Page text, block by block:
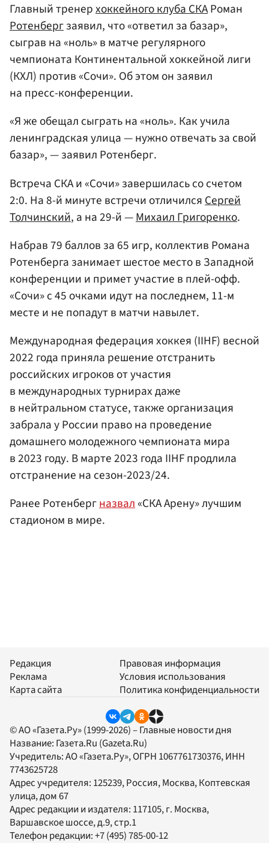
Главный тренерхоккейного клуба СКАРоман
Ротенбергзаявил, что «ответил за базар»,
сыграв на «ноль» в матче регулярного
чемпионата Континентальной хоккейной лиги
(КХЛ) против «Сочи». Об этом он заявил
на пресс-конференции.
«Я же обещал сыграть на «ноль». Как учила
ленинградская улица — нужно отвечать за свой
базар», — заявил Ротенберг.
Встреча СКА и «Сочи» завершилась со счетом
2:0. На 8-й минуте встречи отличился Сергей
Толчинский, а на 29-й —Михаил Григоренко.
Набрав 79 баллов за 65 игр, коллектив Романа
Ротенберга занимает шестое место в Западной
конференции и примет участие в плей-офф.
«Сочи» с 45 очками идут на последнем, 11-м
месте и не попадут в матчи навылет.
Международная федерация хоккея (IIHF) весной
2022 года приняла решение отстранить
российских игроков от участия
в международных турнирах даже
в нейтральном статусе, также организация
забрала у России право на проведение
домашнего молодежного чемпионата мира
в 2023 году. В марте 2023 года IIHF продлила
отстранение на сезон-2023/24.
Ранее Ротенбергназвал«СКА Арену» лучшим
стадионом в мире.
Редакция
Реклама
Карта сайта
Правовая информация
Условия использования
Политика конфиденциальности
© АО «Газета.Ру» (1999-2026) – Главные новости дня
Название: Газета.Ru (Gazeta.Ru)
Учредитель:АО «Газета.Ру», ОГРН 1067761730376, ИНН
7743625728
Адрес учредителя: 125239, Россия, Москва, Коптевская
улица, дом 67
Адрес редакции и издателя: 117105, г. Москва,
Варшавское шоссе, д.9, стр.1
Телефон редакции:+7 (495) 785-00-12